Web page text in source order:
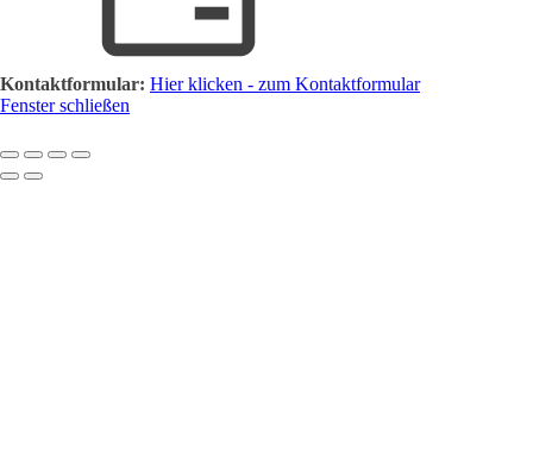
Kontaktformular: Hier klicken - zum Kontaktformular
Fenster schließen